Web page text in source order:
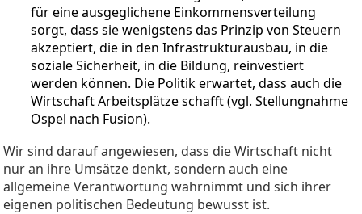
für eine ausgeglichene Einkommensverteilung
sorgt, dass sie wenigstens das Prinzip von Steuern
akzeptiert, die in den Infrastrukturausbau, in die
soziale Sicherheit, in die Bildung, reinvestiert
werden können. Die Politik erwartet, dass auch die
Wirtschaft Arbeitsplätze schafft (vgl. Stellungnahme
Ospel nach Fusion).
Wir sind darauf angewiesen, dass die Wirtschaft nicht
nur an ihre Umsätze denkt, sondern auch eine
allgemeine Verantwortung wahrnimmt und sich ihrer
eigenen politischen Bedeutung bewusst ist.